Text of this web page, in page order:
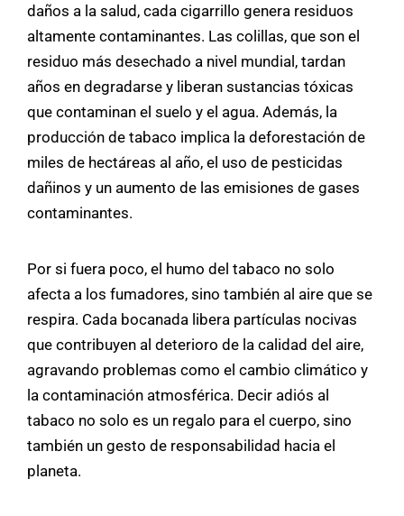
daños a la salud, cada cigarrillo genera residuos
altamente contaminantes. Las colillas, que son el
residuo más desechado a nivel mundial, tardan
años en degradarse y liberan sustancias tóxicas
que contaminan el suelo y el agua. Además, la
producción de tabaco implica la deforestación de
miles de hectáreas al año, el uso de pesticidas
dañinos y un aumento de las emisiones de gases
contaminantes.
Por si fuera poco, el humo del tabaco no solo
afecta a los fumadores, sino también al aire que se
respira. Cada bocanada libera partículas nocivas
que contribuyen al deterioro de la calidad del aire,
agravando problemas como el cambio climático y
la contaminación atmosférica. Decir adiós al
tabaco no solo es un regalo para el cuerpo, sino
también un gesto de responsabilidad hacia el
planeta.